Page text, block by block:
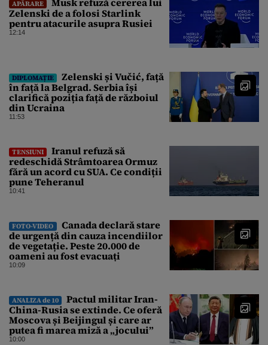
APĂRARE
Zelenski de a folosi Starlink
pentru atacurile asupra Rusiei
12:14
DIPLOMAȚIE
Zelenski și Vučić, față
în față la Belgrad. Serbia își
clarifică poziția față de războiul
din Ucraina
11:53
TENSIUNI
Iranul refuză să
redeschidă Strâmtoarea Ormuz
fără un acord cu SUA. Ce condiții
pune Teheranul
10:41
FOTO-VIDEO
Canada declară stare
de urgență din cauza incendiilor
de vegetație. Peste 20.000 de
oameni au fost evacuați
10:09
ANALIZA de 10
Pactul militar Iran-
China-Rusia se extinde. Ce oferă
Moscova și Beijingul și care ar
putea fi marea miză a „jocului”
10:00